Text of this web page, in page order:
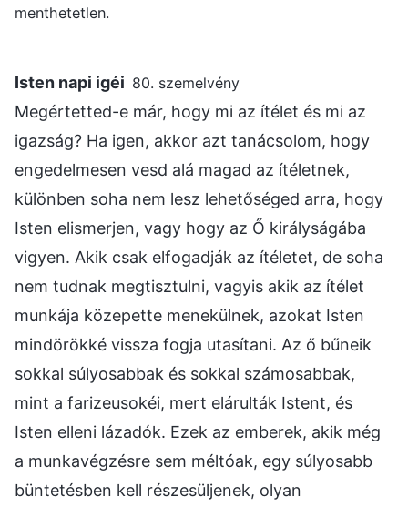
menthetetlen.
Isten napi igéi 80. szemelvény
Megértetted-e már, hogy mi az ítélet és mi az
igazság? Ha igen, akkor azt tanácsolom, hogy
engedelmesen vesd alá magad az ítéletnek,
különben soha nem lesz lehetőséged arra, hogy
Isten elismerjen, vagy hogy az Ő királyságába
vigyen. Akik csak elfogadják az ítéletet, de soha
nem tudnak megtisztulni, vagyis akik az ítélet
munkája közepette menekülnek, azokat Isten
mindörökké vissza fogja utasítani. Az ő bűneik
sokkal súlyosabbak és sokkal számosabbak,
mint a farizeusokéi, mert elárulták Istent, és
Isten elleni lázadók. Ezek az emberek, akik még
a munkavégzésre sem méltóak, egy súlyosabb
büntetésben kell részesüljenek, olyan